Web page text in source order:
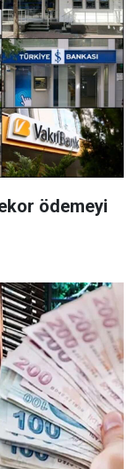
ödemeyi